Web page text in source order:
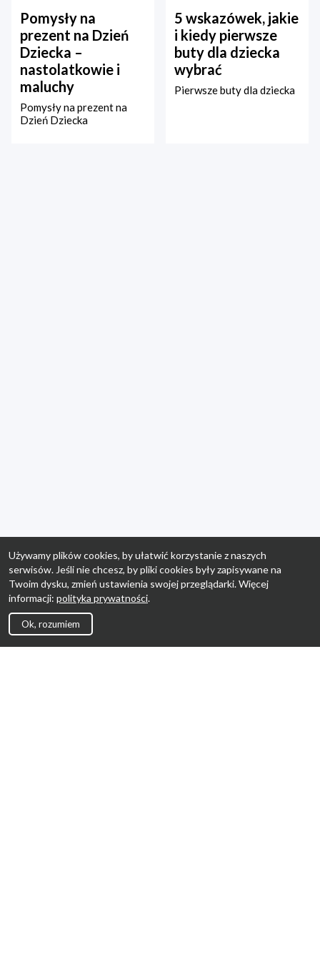
Pomysły na
prezent na Dzień
Dziecka –
nastolatkowie i
maluchy
Pomysły na prezent na
Dzień Dziecka
5 wskazówek, jakie
i kiedy pierwsze
buty dla dziecka
wybrać
Pierwsze buty dla dziecka
Używamy plików cookies, by ułatwić korzystanie z naszych
serwisów. Jeśli nie chcesz, by pliki cookies były zapisywane na
Twoim dysku, zmień ustawienia swojej przeglądarki. Więcej
informacji: polityka prywatności.
Ok, rozumiem